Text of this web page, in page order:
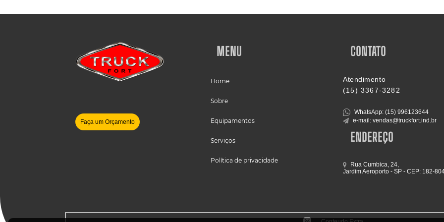
Faça um Orçamento
MENU
Home
Sobre
Equipamentos
Serviços
Política de privacidade
CONTATO
Atendimento
(15) 3367-3282
WhatsApp: (15) 996123644
e-mail: vendas@truckfort.ind.br
ENDEREÇO
Rua Cumbica, 24,
Jardim Aeroporto - SP - CEP: 182-